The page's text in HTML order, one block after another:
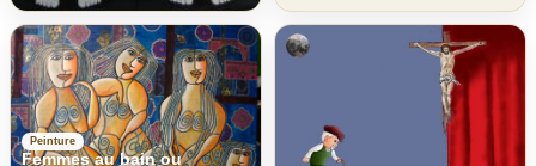
Peinture
Femmes au bain ou